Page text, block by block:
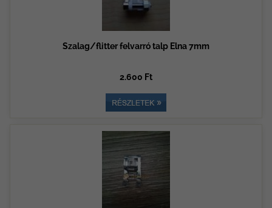
Szalag/flitter felvarró talp Elna 7mm
2.600 Ft